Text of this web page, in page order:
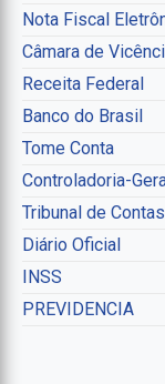
Nota Fiscal
Câmara de
Receita Federal
Banco do Brasil
Tome Conta
Controladoria-
Tribunal de
Diário Oficial
INSS
PREVIDENCIA